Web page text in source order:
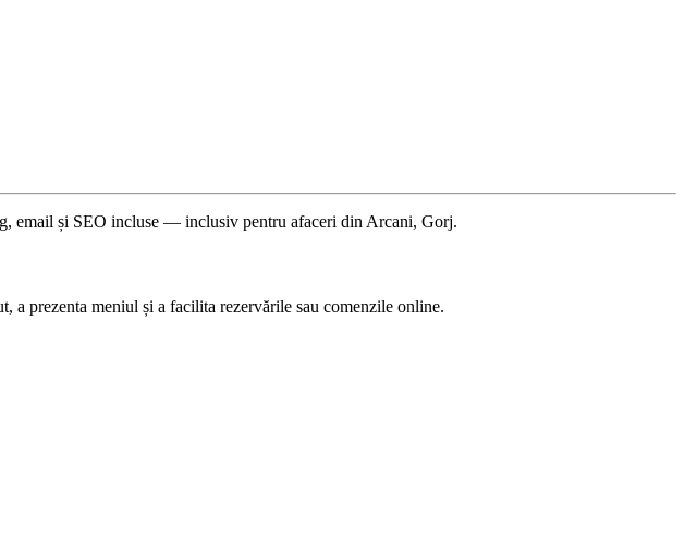
email și SEO incluse — inclusiv pentru afaceri din Arcani, Gorj.
a prezenta meniul și a facilita rezervările sau comenzile online.